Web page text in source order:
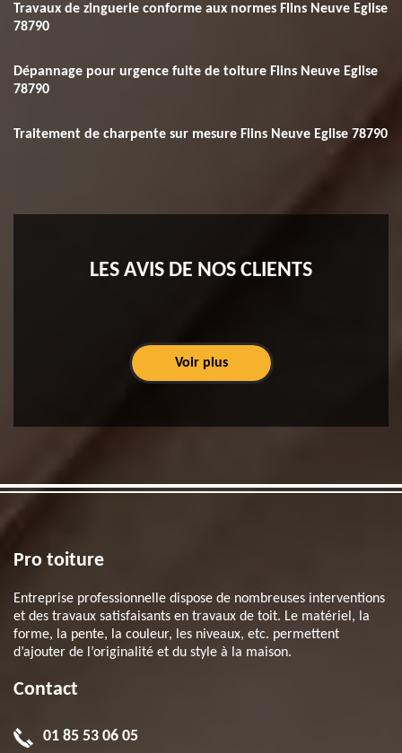
Travaux de zinguerie conforme aux normes Flins Neuve Eglise
78790
Dépannage pour urgence fuite de toiture Flins Neuve Eglise
78790
Traitement de charpente sur mesure Flins Neuve Eglise 78790
LES AVIS DE NOS CLIENTS
Voir plus
Pro toiture
Entreprise professionnelle dispose de nombreuses interventions
et des travaux satisfaisants en travaux de toit. Le matériel, la
forme, la pente, la couleur, les niveaux, etc. permettent
d’ajouter de l’originalité et du style à la maison.
Contact
01 85 53 06 05